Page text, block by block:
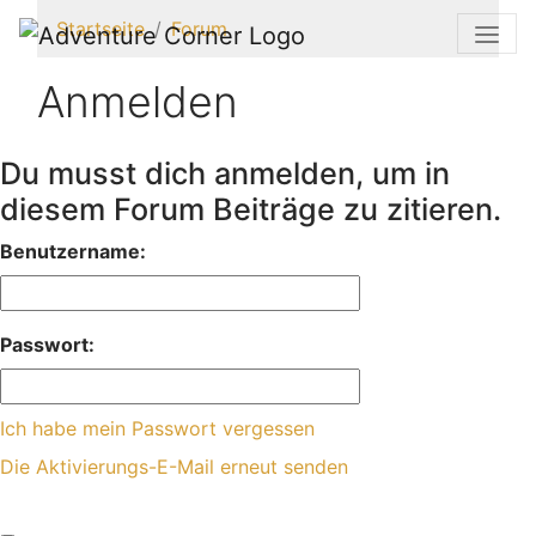
Startseite Forum
Anmelden
Du musst dich anmelden, um in
diesem Forum Beiträge zu zitieren.
Benutzername:
Passwort:
Ich habe mein Passwort vergessen
Die Aktivierungs-E-Mail erneut senden